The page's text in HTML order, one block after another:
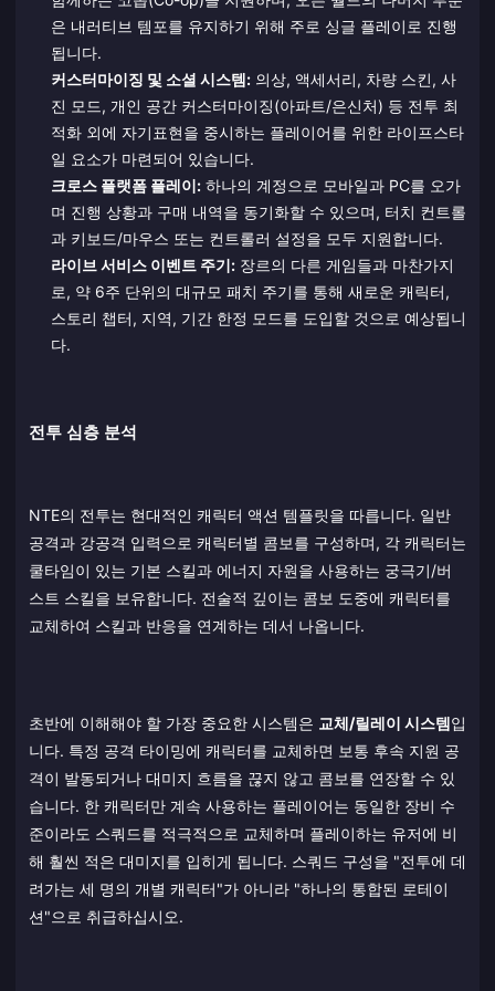
은 내러티브 템포를 유지하기 위해 주로 싱글 플레이로 진행
됩니다.
커스터마이징 및 소셜 시스템:의상, 액세서리, 차량 스킨, 사
진 모드, 개인 공간 커스터마이징(아파트/은신처) 등 전투 최
적화 외에 자기표현을 중시하는 플레이어를 위한 라이프스타
일 요소가 마련되어 있습니다.
크로스 플랫폼 플레이:하나의 계정으로 모바일과 PC를 오가
며 진행 상황과 구매 내역을 동기화할 수 있으며, 터치 컨트롤
과 키보드/마우스 또는 컨트롤러 설정을 모두 지원합니다.
라이브 서비스 이벤트 주기:장르의 다른 게임들과 마찬가지
로, 약 6주 단위의 대규모 패치 주기를 통해 새로운 캐릭터,
스토리 챕터, 지역, 기간 한정 모드를 도입할 것으로 예상됩니
다.
전투 심층 분석
NTE의 전투는 현대적인 캐릭터 액션 템플릿을 따릅니다. 일반
공격과 강공격 입력으로 캐릭터별 콤보를 구성하며, 각 캐릭터는
쿨타임이 있는 기본 스킬과 에너지 자원을 사용하는 궁극기/버
스트 스킬을 보유합니다. 전술적 깊이는 콤보 도중에 캐릭터를
교체하여 스킬과 반응을 연계하는 데서 나옵니다.
초반에 이해해야 할 가장 중요한 시스템은 교체/릴레이 시스템입
니다. 특정 공격 타이밍에 캐릭터를 교체하면 보통 후속 지원 공
격이 발동되거나 대미지 흐름을 끊지 않고 콤보를 연장할 수 있
습니다. 한 캐릭터만 계속 사용하는 플레이어는 동일한 장비 수
준이라도 스쿼드를 적극적으로 교체하며 플레이하는 유저에 비
해 훨씬 적은 대미지를 입히게 됩니다. 스쿼드 구성을 "전투에 데
려가는 세 명의 개별 캐릭터"가 아니라 "하나의 통합된 로테이
션"으로 취급하십시오.